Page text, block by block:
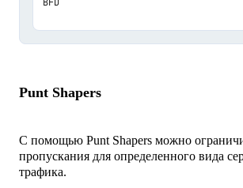
Punt Shapers
С помощью Punt Shapers можно
пропускания для определенного вида
трафика.